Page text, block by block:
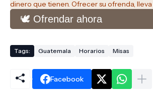
dinero que tienen. Ofrecer su ofrenda, lleva
🕊️ Ofrendar ahora
Tags: Guatemala Horarios Misas
Facebook